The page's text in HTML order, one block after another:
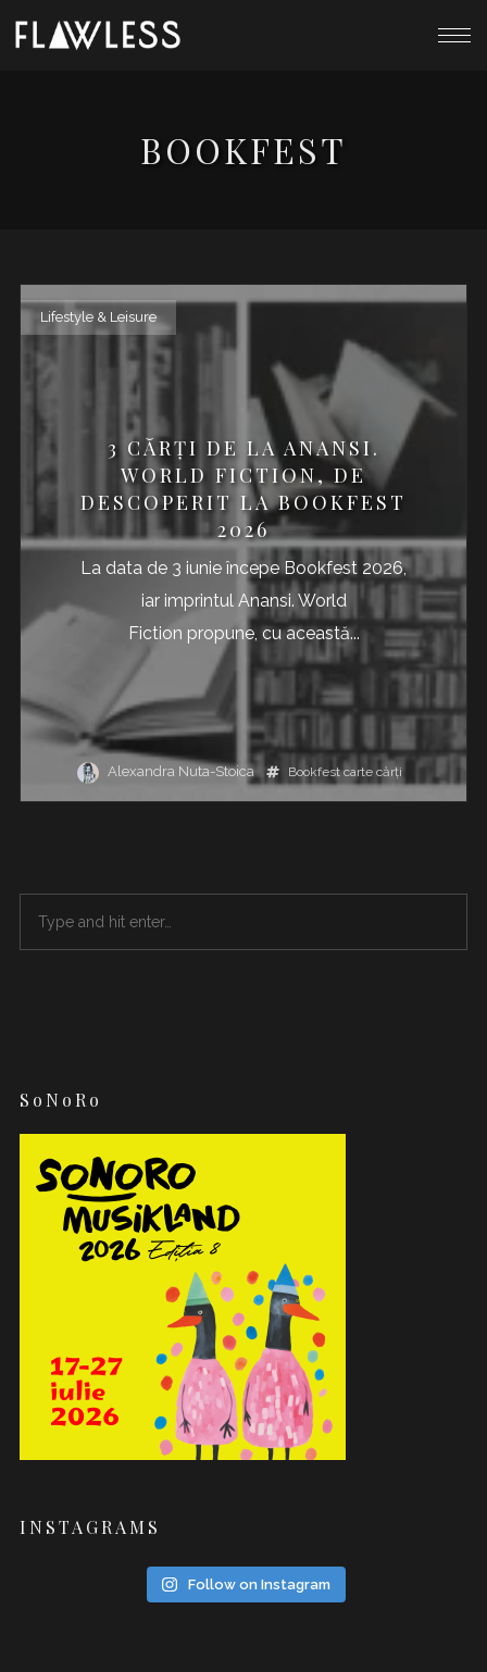
BOOKFEST
Lifestyle & Leisure
3 CĂRŢI DE LA ANANSI.
WORLD FICTION, DE
DESCOPERIT LA BOOKFEST
2026
La data de 3 iunie începe Bookfest 2026,
iar imprintul Anansi. World
Fiction propune, cu această...
Alexandra Nuta-Stoica Bookfest carte cărţi
SoNoRo
INSTAGRAMS
Follow on Instagram